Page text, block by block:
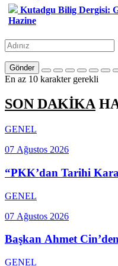
Kutadgu Bilig Dergisi:
Hazine
Gönder
En az 10 karakter gerekli
SON DAKİKA
GENEL
07 Ağustos 2026
“PKK’dan Tarihi
GENEL
07 Ağustos 2026
Başkan Ahmet
GENEL